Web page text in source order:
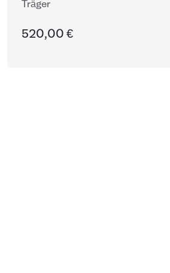
Träger
520,00 €